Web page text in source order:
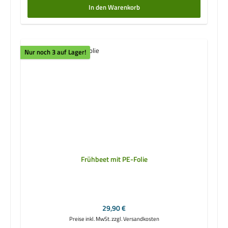
In den Warenkorb
Nur noch 3 auf Lager!
Frühbeet mit PE-Folie
Regulärer Preis:
29,90 €
Preise inkl. MwSt. zzgl. Versandkosten